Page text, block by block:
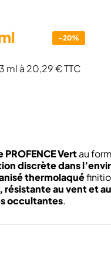
-20%
ml à 20,29 € TTC
Vertau
discrète dans
thermolaqué
au vent et
occultantes.